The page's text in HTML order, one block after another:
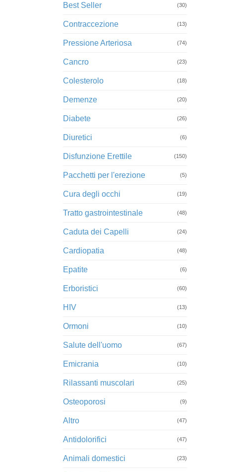
Best Seller (30)
Contraccezione (13)
Pressione Arteriosa (74)
Cancro (23)
Colesterolo (18)
Demenze (20)
Diabete (26)
Diuretici (6)
Disfunzione Erettile (150)
Pacchetti per l'erezione (5)
Cura degli occhi (19)
Tratto gastrointestinale (48)
Caduta dei Capelli (24)
Cardiopatia (48)
Epatite (6)
Erboristici (60)
HIV (13)
Ormoni (10)
Salute dell'uomo (67)
Emicrania (10)
Rilassanti muscolari (25)
Osteoporosi (9)
Altro (47)
Antidolorifici (47)
Animali domestici (23)